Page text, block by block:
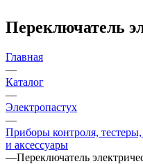
Переключатель
Главная
—
Каталог
—
Электропастух
—
Приборы контроля,
и аксессуары
—Переключатель